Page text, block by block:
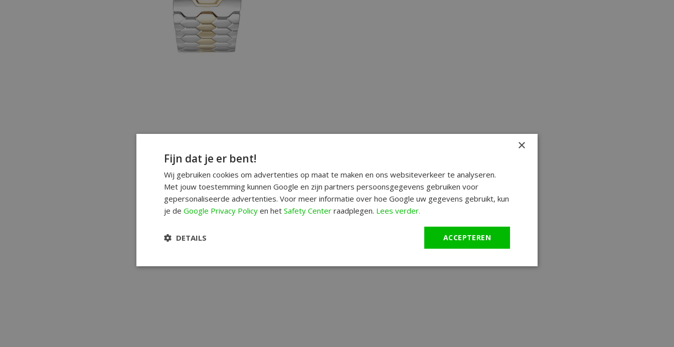
×
Fijn dat je er bent!
Wij gebruiken cookies om advertenties op maat te maken en ons websiteverkeer te analyseren.
Met jouw toestemming kunnen Google en zijn partners persoonsgegevens gebruiken voor
gepersonaliseerde advertenties. Voor meer informatie over hoe Google uw gegevens gebruikt, kun
je de Google Privacy Policy en het Safety Center raadplegen. Lees verder.
ACCEPTEREN
DETAILS